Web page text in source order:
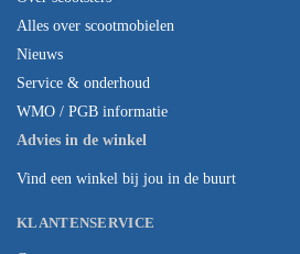
Alles over scootmobielen
Nieuws
Service & onderhoud
WMO / PGB informatie
Advies in de winkel
Vind een winkel bij jou in de buurt
KLANTENSERVICE